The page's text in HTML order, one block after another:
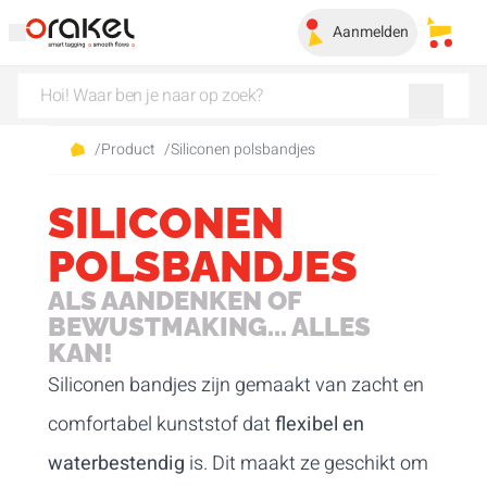
Aanmelden Mijn
/Product /Siliconen polsbandjes
SILICONEN
POLSBANDJES
ALS AANDENKEN OF
BEWUSTMAKING... ALLES
KAN!
Siliconen bandjes zijn gemaakt van zacht en
comfortabel kunststof datflexibel en
waterbestendig is. Dit maakt ze geschikt om